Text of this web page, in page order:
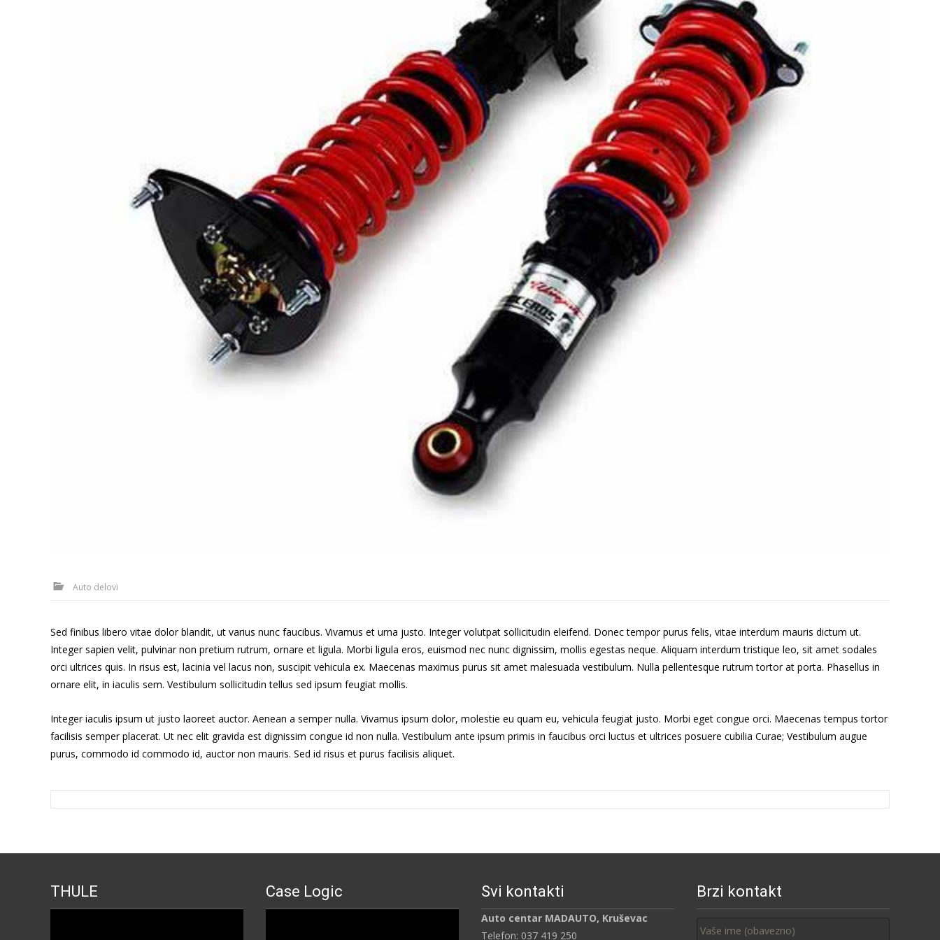
Auto delovi
Sed finibus libero vitae dolor blandit, ut varius nunc faucibus. Vivamus et urna justo. Integer volutpat sollicitudin eleifend. Donec tempor purus felis, vitae interdum mauris dictum ut.
Integer sapien velit, pulvinar non pretium rutrum, ornare et ligula. Morbi ligula eros, euismod nec nunc dignissim, mollis egestas neque. Aliquam interdum tristique leo, sit amet sodales
orci ultrices quis. In risus est, lacinia vel lacus non, suscipit vehicula ex. Maecenas maximus purus sit amet malesuada vestibulum. Nulla pellentesque rutrum tortor at porta. Phasellus in
ornare elit, in iaculis sem. Vestibulum sollicitudin tellus sed ipsum feugiat mollis.
Integer iaculis ipsum ut justo laoreet auctor. Aenean a semper nulla. Vivamus ipsum dolor, molestie eu quam eu, vehicula feugiat justo. Morbi eget congue orci. Maecenas tempus tortor
facilisis semper placerat. Ut nec elit gravida est dignissim congue id non nulla. Vestibulum ante ipsum primis in faucibus orci luctus et ultrices posuere cubilia Curae; Vestibulum augue
purus, commodo id commodo id, auctor non mauris. Sed id risus et purus facilisis aliquet.
THULE Case Logic Svi kontakti
Auto centar MADAUTO, Kruševac
Telefon: 037 419 250
Brzi kontakt